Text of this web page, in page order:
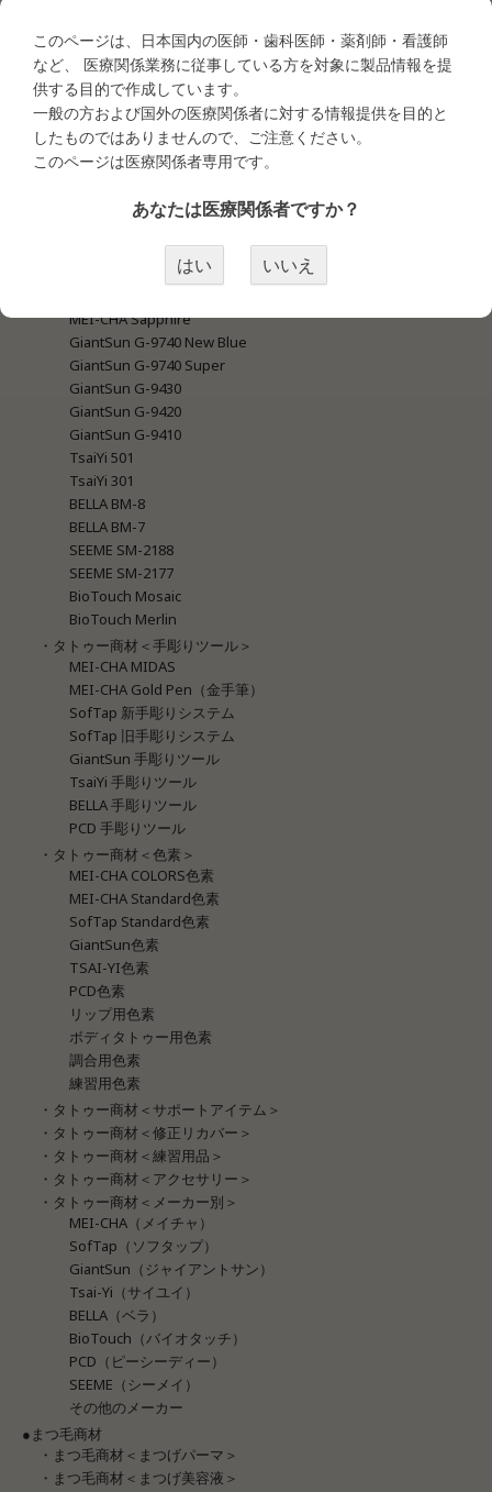
商品カテゴリー
●タトゥー商材
・タトゥー商材＜マシン関連＞
MEI-CHA LUMI
MEI-CHA SQ1
MEI-CHA Angel Blue
MEI-CHA Sapphire
GiantSun G-9740 New Blue
GiantSun G-9740 Super
GiantSun G-9430
GiantSun G-9420
GiantSun G-9410
TsaiYi 501
TsaiYi 301
BELLA BM-8
BELLA BM-7
SEEME SM-2188
SEEME SM-2177
BioTouch Mosaic
BioTouch Merlin
・タトゥー商材＜手彫りツール＞
MEI-CHA MIDAS
MEI-CHA Gold Pen（金手筆）
SofTap 新手彫りシステム
SofTap 旧手彫りシステム
GiantSun 手彫りツール
TsaiYi 手彫りツール
BELLA 手彫りツール
PCD 手彫りツール
・タトゥー商材＜色素＞
MEI-CHA COLORS色素
MEI-CHA Standard色素
SofTap Standard色素
GiantSun色素
TSAI-YI色素
PCD色素
リップ用色素
ボディタトゥー用色素
調合用色素
練習用色素
・タトゥー商材＜サポートアイテム＞
・タトゥー商材＜修正リカバー＞
・タトゥー商材＜練習用品＞
・タトゥー商材＜アクセサリー＞
・タトゥー商材＜メーカー別＞
MEI-CHA（メイチャ）
SofTap（ソフタップ）
GiantSun（ジャイアントサン）
Tsai-Yi（サイユイ）
BELLA（ベラ）
BioTouch（バイオタッチ）
PCD（ピーシーディー）
SEEME（シーメイ）
その他のメーカー
●まつ毛商材
・まつ毛商材＜まつげパーマ＞
・まつ毛商材＜まつげ美容液＞
このページは、日本国内の医師・歯科医師・薬剤師・看護師
など、 医療関係業務に従事している方を対象に製品情報を提
供する目的で作成しています。
一般の方および国外の医療関係者に対する情報提供を目的と
したものではありませんので、ご注意ください。
このページは医療関係者専用です。
あなたは医療関係者ですか？
はい いいえ